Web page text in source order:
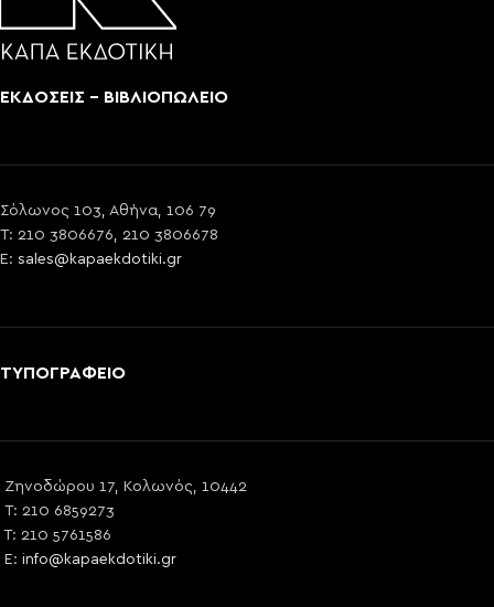
ΕΚΔΟΣΕΙΣ - ΒΙΒΛΙΟΠΩΛΕΙΟ
Σόλωνος 103, Αθήνα, 106 79
T: 210 3806676, 210 3806678
E: sales@kapaekdotiki.gr
ΤΥΠΟΓΡΑΦΕΙΟ
Ζηνοδώρου 17, Κολωνός, 10442
T: 210 6859273
T: 210 5761586
E: info@kapaekdotiki.gr